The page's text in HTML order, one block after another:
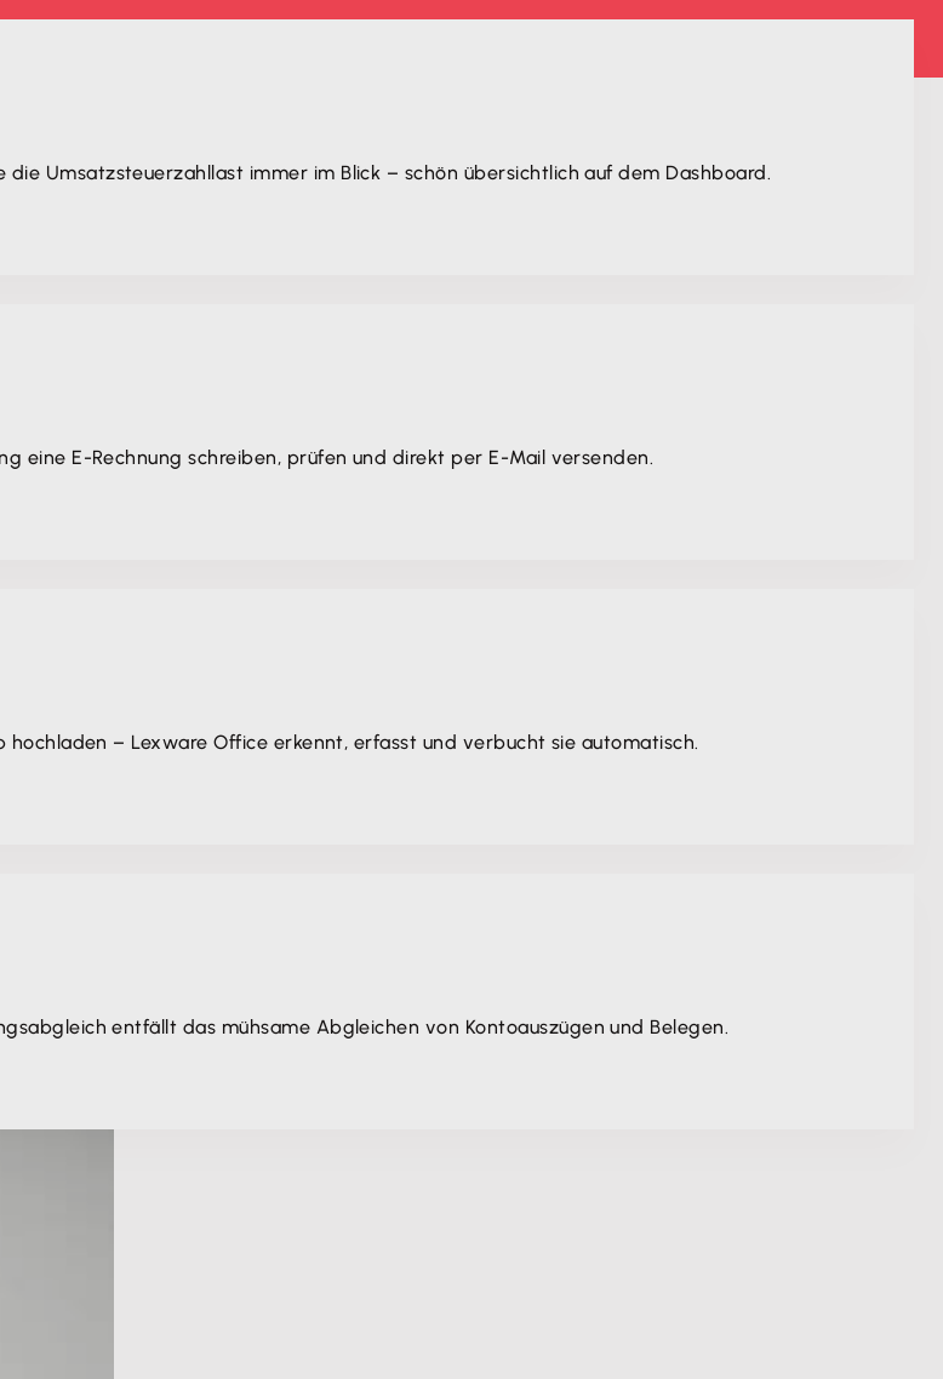
Umsatzsteuerzahllast immer im Blick – schön übersichtlich auf dem Dashboard.
eine E-Rechnung schreiben, prüfen und direkt per E-Mail versenden.
– Lexware Office erkennt, erfasst und verbucht sie automatisch.
entfällt das mühsame Abgleichen von Kontoauszügen und Belegen.